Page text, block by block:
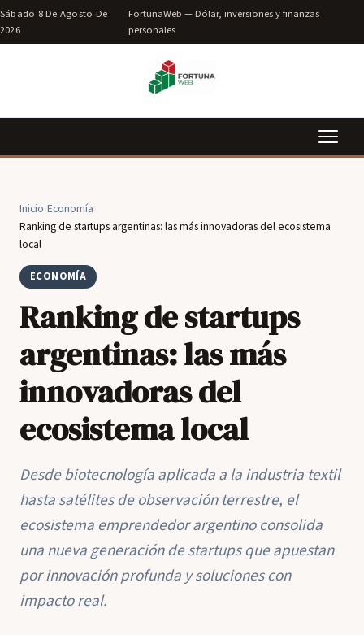
Sábado 8 De Agosto De
2026
FortunaWeb — Dólar, inversiones y finanzas
personales
Inicio Economía
Ranking de startups argentinas: las más innovadoras del ecosistema
local
ECONOMÍA
Ranking de startups
argentinas: las más
innovadoras del
ecosistema local
Desde biotecnología aplicada a la industria textil
hasta satélites de observación terrestre, el
ecosistema emprendedor argentino consolida
una nueva generación de startups que apuestan
por innovación profunda y soluciones con
impacto real.